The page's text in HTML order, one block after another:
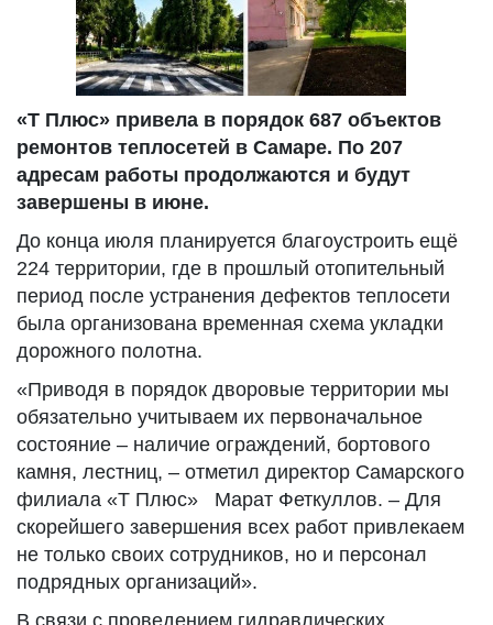
«Т Плюс» привела в порядок 687 объектов
ремонтов теплосетей в Самаре. По 207
адресам работы продолжаются и будут
завершены в июне.
До конца июля планируется благоустроить ещё
224 территории, где в прошлый отопительный
период после устранения дефектов теплосети
была организована временная схема укладки
дорожного полотна.
«Приводя в порядок дворовые территории мы
обязательно учитываем их первоначальное
состояние – наличие ограждений, бортового
камня, лестниц, – отметил директор Самарского
филиала «Т Плюс» Марат Феткуллов. – Для
скорейшего завершения всех работ привлекаем
не только своих сотрудников, но и персонал
подрядных организаций».
В связи с проведением гидравлических